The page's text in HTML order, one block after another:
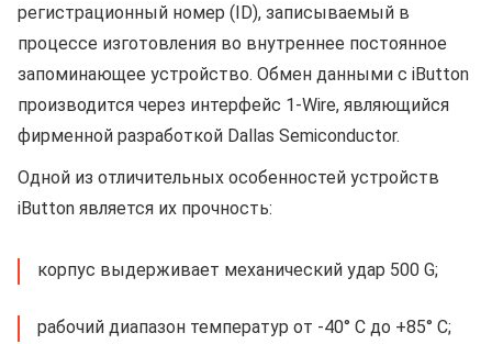
регистрационный номер (ID), записываемый в
процессе изготовления во внутреннее постоянное
запоминающее устройство. Обмен данными с iButton
производится через интерфейс 1-Wire, являющийся
фирменной разработкой Dallas Semiconductor.
Одной из отличительных особенностей устройств
iButton является их прочность:
корпус выдерживает механический удар 500 G;
рабочий диапазон температур от -40° С до +85° С;